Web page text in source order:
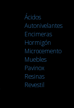
Ácidos
Autonivelantes
Encimeras
Hormigón
Microcemento
Muebles
Pavinox
Resinas
Revestil